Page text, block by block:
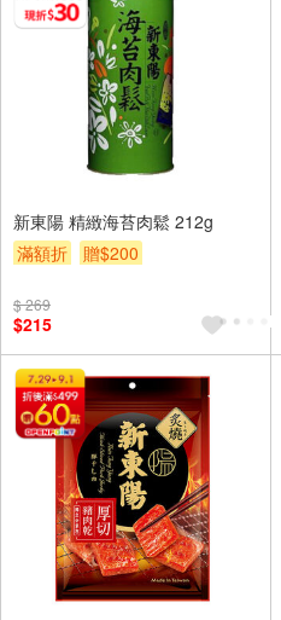
新東陽 精緻海苔肉鬆 212g
滿額折
贈$200
$ 269
$215